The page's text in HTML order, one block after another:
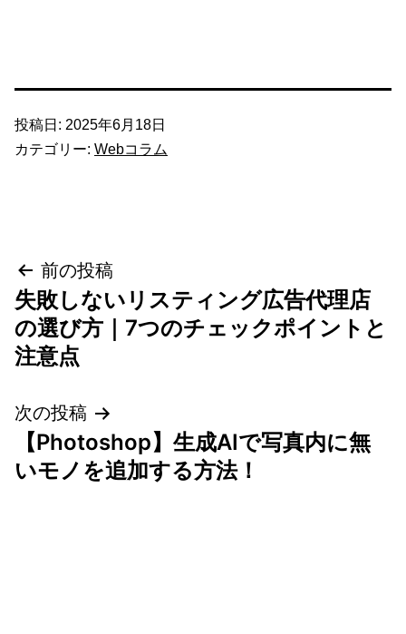
投稿日: 2025年6月18日
カテゴリー: Webコラム
投
稿
ナ
ビ
ゲ
ー
前の投稿
失敗しないリスティング広告代理店
の選び方｜7つのチェックポイントと
注意点
次の投稿
【Photoshop】生成AIで写真内に無
いモノを追加する方法！